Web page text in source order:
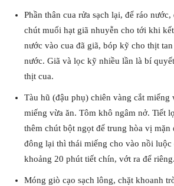
Phần thân cua rửa sạch lại, để ráo
chút muối hạt giã nhuyễn cho tới khi
nước vào cua đã giã, bóp kỹ cho thịt
nước. Giã và lọc kỹ nhiều lần là bí
thịt cua.
Tàu hũ (đậu phụ) chiên vàng cắt miếng
miếng vừa ăn. Tôm khô ngâm nở. Tiết
thêm chút bột ngọt để trung hòa vị mặn
đông lại thì thái miếng cho vào nồi
khoảng 20 phút tiết chín, vớt ra để riêng.
Móng giò cạo sạch lông, chặt khoanh